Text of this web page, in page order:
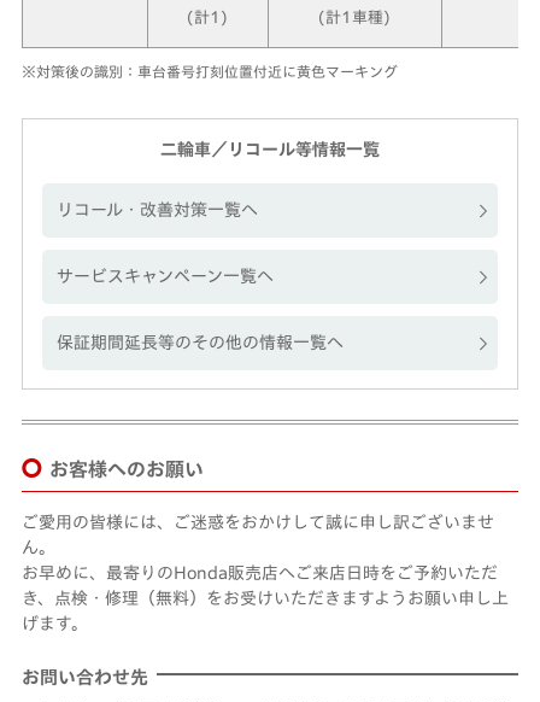
(計1) (計1車種)
※対策後の識別：車台番号打刻位置付近に黄色マーキング
二輪車／リコール等情報一覧
リコール・改善対策一覧へ
サービスキャンペーン一覧へ
保証期間延長等のその他の情報一覧へ
お客様へのお願い
ご愛用の皆様には、ご迷惑をおかけして誠に申し訳ございませ
ん。
お早めに、最寄りのHonda販売店へご来店日時をご予約いただ
き、点検・修理（無料）をお受けいただきますようお願い申し上
げます。
お問い合わせ先